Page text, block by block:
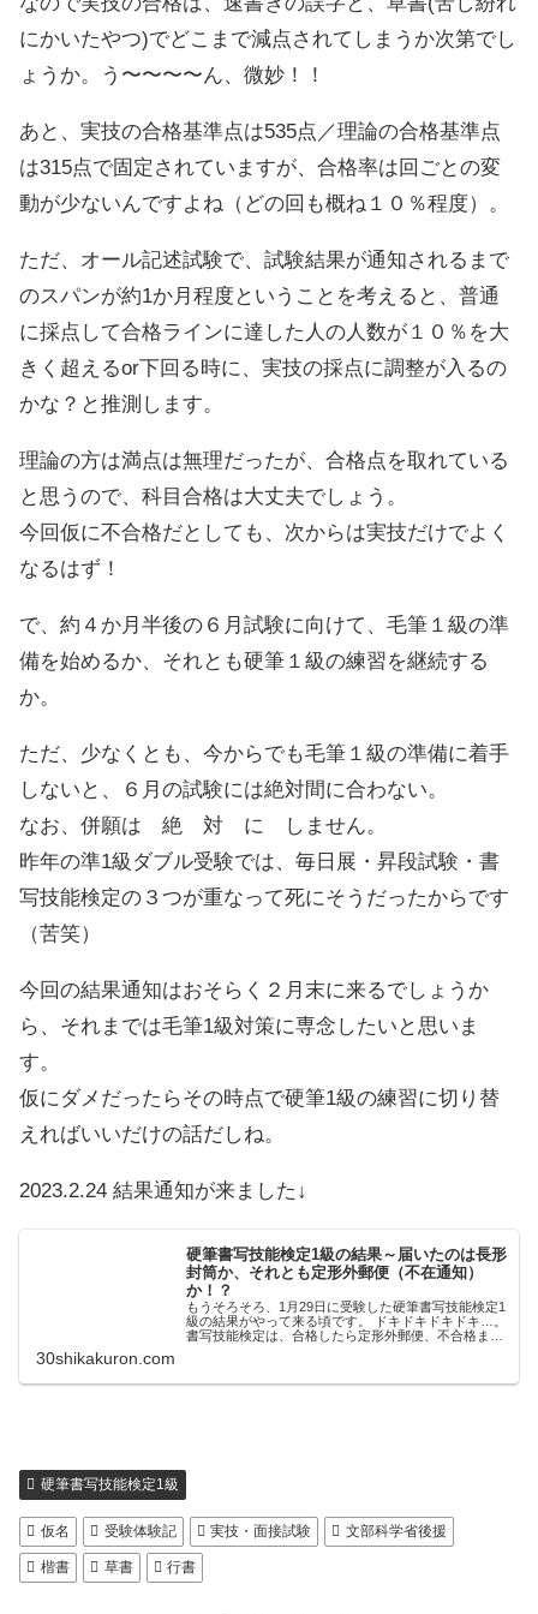
にかいたやつ)でどこまで減点されてしまうか次第でし
ょうか。う〜〜〜〜ん、微妙！！
あと、実技の合格基準点は535点／理論の合格基準点
は315点で固定されていますが、合格率は回ごとの変
動が少ないんですよね（どの回も概ね１０％程度）。
ただ、オール記述試験で、試験結果が通知されるまで
のスパンが約1か月程度ということを考えると、普通
に採点して合格ラインに達した人の人数が１０％を大
きく超えるor下回る時に、実技の採点に調整が入るの
かな？と推測します。
理論の方は満点は無理だったが、合格点を取れている
と思うので、科目合格は大丈夫でしょう。
今回仮に不合格だとしても、次からは実技だけでよく
なるはず！
で、約４か月半後の６月試験に向けて、毛筆１級の準
備を始めるか、それとも硬筆１級の練習を継続する
か。
ただ、少なくとも、今からでも毛筆１級の準備に着手
しないと、６月の試験には絶対間に合わない。
なお、併願は 絶 対 に しません。
昨年の準1級ダブル受験では、毎日展・昇段試験・書
写技能検定の３つが重なって死にそうだったからです
（苦笑）
今回の結果通知はおそらく２月末に来るでしょうか
ら、それまでは毛筆1級対策に専念したいと思いま
す。
仮にダメだったらその時点で硬筆1級の練習に切り替
えればいいだけの話だしね。
2023.2.24 結果通知が来ました↓
硬筆書写技能検定1級の結果～届いたのは長形
封筒か、それとも定形外郵便（不在通知）
か！？
もうそろそろ、1月29日に受験した硬筆書写技能検定1
級の結果がやって来る頃です。 ドキドキドキドキ…。
書写技能検定は、合格したら定形外郵便、不合格また
30shikakuron.com
硬筆書写技能検定1級
仮名 受験体験記 実技・面接試験 文部科学省後援
楷書 草書 行書